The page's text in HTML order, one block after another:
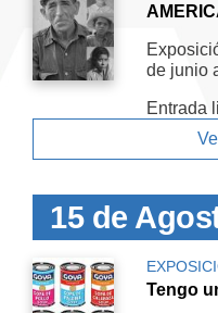
de junio
Entrada
15 de
Tengo